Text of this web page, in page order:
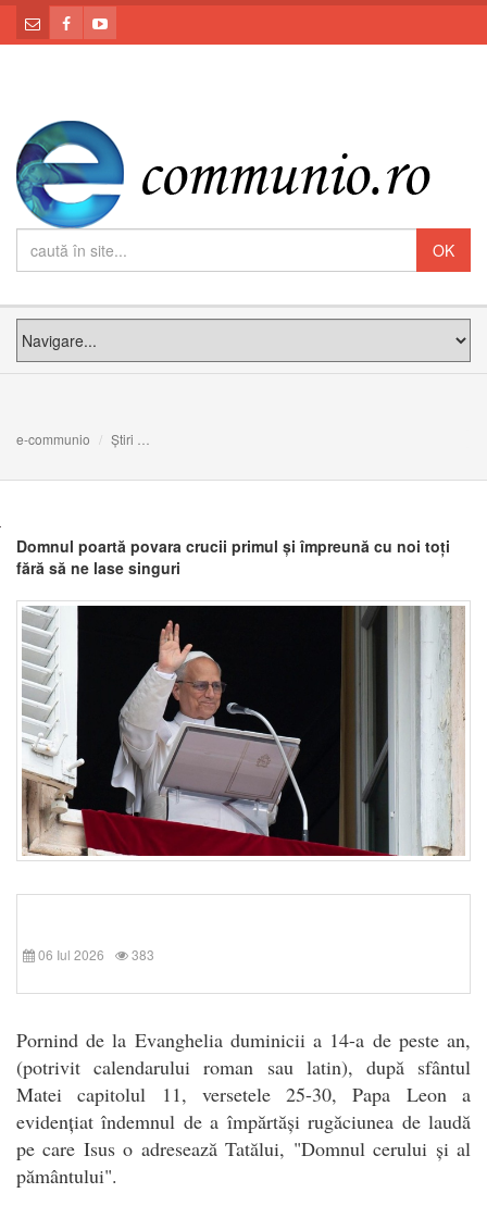
e-communio Știri
Domnul poartă povara crucii primul și împreună cu noi toți
fără să ne lase singuri
06 Iul 2026 383
Pornind de la Evanghelia duminicii a 14-a de peste an,
(potrivit calendarului roman sau latin), după sfântul
Matei capitolul 11, versetele 25-30, Papa Leon a
evidențiat îndemnul de a împărtăși rugăciunea de laudă
pe care Isus o adresează Tatălui, "Domnul cerului și al
pământului".